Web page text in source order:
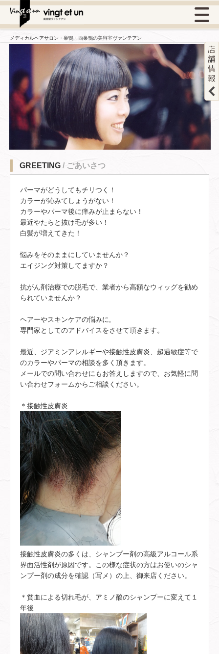
メディカルヘアサロン・巣鴨・西巣鴨の美容室ヴァンテアン
GREETING / ごあいさつ
パーマがどうしてもチリつく！
カラーが沁みてしょうがない！
カラーやパーマ後に痒みが止まらない！
最近やたらと抜け毛が多い！
白髪が増えてきた！
悩みをそのままにしていませんか？
エイジング対策してますか？
抗がん剤治療での脱毛で、業者から高額なウィッグを勧め
られていませんか？
ヘアーやスキンケアの悩みに,
専門家としてのアドバイスをさせて頂きます。
最近、ジアミンアレルギーや接触性皮膚炎、超過敏症等で
のカラーやパーマの相談を多く頂きます。
メールでの問い合わせにもお答えしますので、お気軽に問
い合わせフォームからご相談ください。
＊接触性皮膚炎
接触性皮膚炎の多くは、シャンプー剤の高級アルコール系
界面活性剤が原因です。この様な症状の方はお使いのシャ
ンプー剤の成分を確認（写メ）の上、御来店ください。
＊貧血による切れ毛が、アミノ酸のシャンプーに変えて１
年後